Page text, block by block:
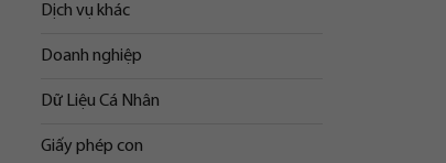
Dịch vụ khác
Doanh nghiệp
Dữ Liệu Cá Nhân
Giấy phép con